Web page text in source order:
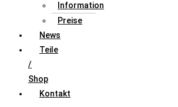
Information
Preise
News
Teile
/
Shop
Kontakt